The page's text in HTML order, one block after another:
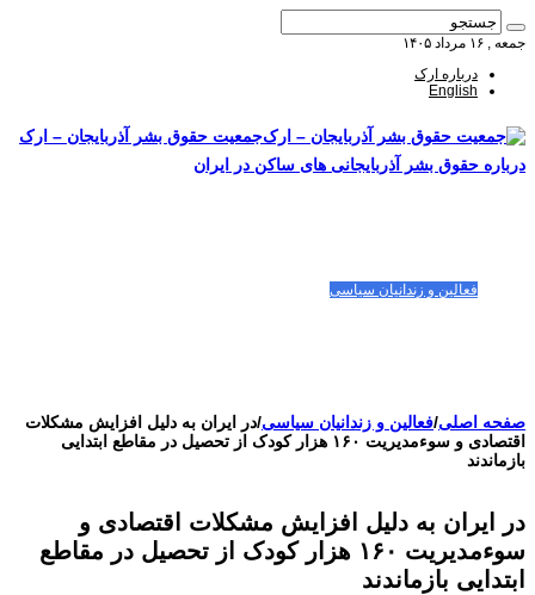
جمعه , ۱۶ مرداد ۱۴۰۵
درباره ارک
English
جمعیت حقوق بشر آذربایجان – ارک
درباره حقوق بشر آذربایجانی های ساکن در ایران
فعالین و زندانیان سیاسی
صفحه اصلی/فعالین و زندانیان سیاسی/در ایران به دلیل افزایش مشکلات
اقتصادی و سوءمدیریت ۱۶۰ هزار کودک از تحصیل در مقاطع ابتدایی
بازماندند
در ایران به دلیل افزایش مشکلات اقتصادی و
سوءمدیریت ۱۶۰ هزار کودک از تحصیل در مقاطع
ابتدایی بازماندند